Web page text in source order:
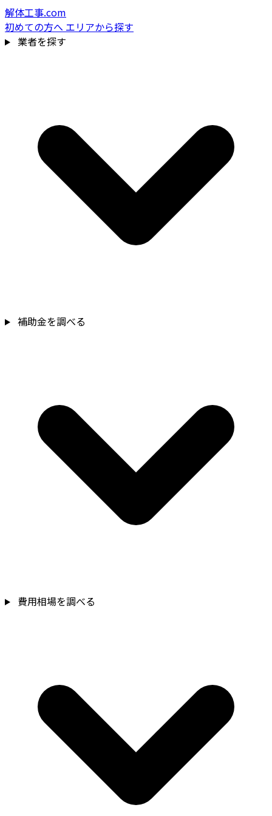
解体工事.com
初めての方へ エリアから探す
業者を探す
補助金を調べる
費用相場を調べる